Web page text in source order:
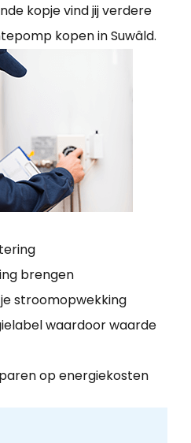
kopje vind jij verdere
kopen in Suwâld.
brengen
stroomopwekking
waardoor waarde
op energiekosten